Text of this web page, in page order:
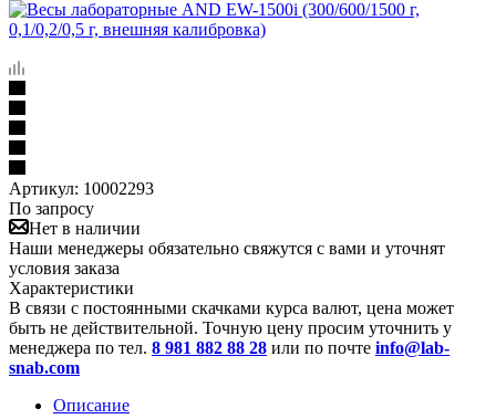
Артикул: 10002293
По запросу
Нет в наличии
Наши менеджеры обязательно свяжутся с вами и уточнят
условия заказа
Характеристики
В связи с постоянными скачками курса валют, цена может
быть не действительной. Точную цену просим уточнить у
менеджера по тел. 8 981 882 88 28 или по почте info@lab-
snab.com
Описание